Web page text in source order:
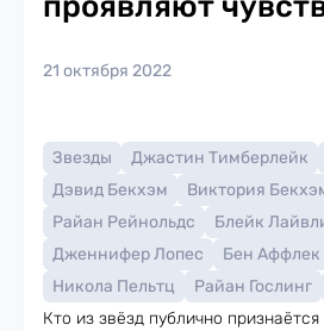
21 октября 2022
Звезды Джастин Тимберлейк
Дэвид Бекхэм
Виктория
Райан Рейнольдс
Блейк
Дженнифер Лопес
Бен Аффлек
Никола Пельтц
Райан Гослинг
Кто из звёзд публично